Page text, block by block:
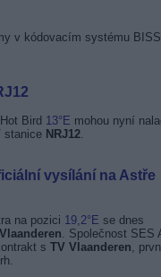
v kódovacím systému
Bird 13°E mohou nyní
stanice NRJ12.
vysílání na Astře
na pozici 19,2°E se dnes
. Společnost SES
s TV Vlaanderen,